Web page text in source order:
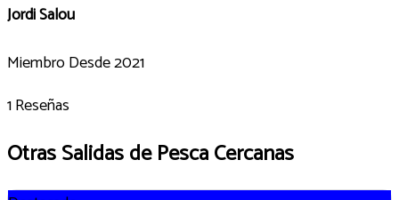
Jordi Salou
Miembro Desde 2021
1 Reseñas
Otras Salidas de Pesca Cercanas